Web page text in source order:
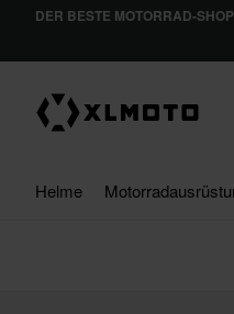
DER BESTE MOTORRAD-
Helme